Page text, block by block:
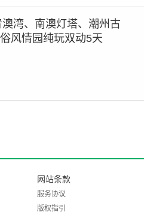
湾、南澳灯塔、潮州古
风情园纯玩双动5天
网站条款
服务协议
版权指引